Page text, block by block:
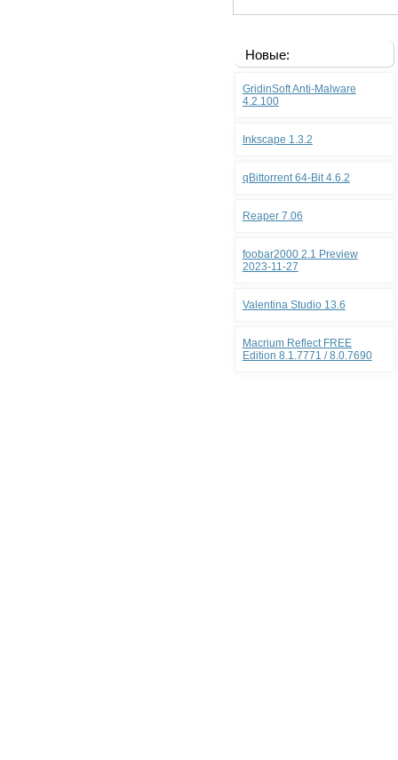
Новые:
GridinSoft Anti-Malware
4.2.100
Inkscape 1.3.2
qBittorrent 64-Bit 4.6.2
Reaper 7.06
foobar2000 2.1 Preview
2023-11-27
Valentina Studio 13.6
Macrium Reflect FREE
Edition 8.1.7771 / 8.0.7690